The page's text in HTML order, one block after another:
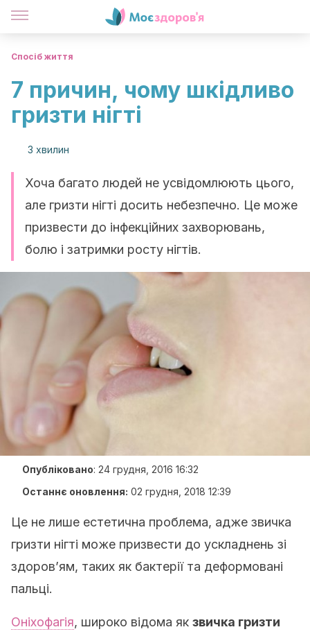
Спосіб життя
7 причин, чому шкідливо
гризти нігті
3 хвилин
Хоча багато людей не усвідомлюють цього,
але гризти нігті досить небезпечно. Це може
призвести до інфекційних захворювань,
болю і затримки росту нігтів.
Опубліковано: 24 грудня, 2016 16:32
Останнє оновлення: 02 грудня, 2018 12:39
Це не лише естетична проблема, адже звичка
гризти нігті може призвести до ускладнень зі
здоров’ям, таких як бактерії та деформовані
пальці.
Оніхофагія, широко відома як звичка гризти